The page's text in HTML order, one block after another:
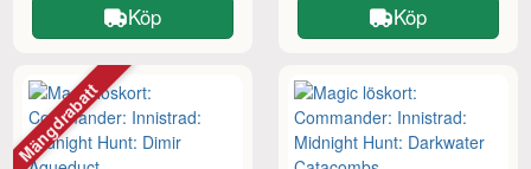
Köp Köp
Mängdrabatt